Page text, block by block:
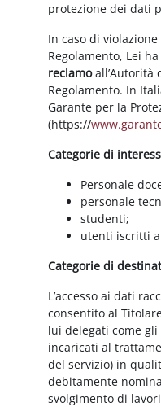
protezione dei dati
In caso di
Regolamento, Lei
reclamoall’Autorità
Regolamento. In
Garante per la
(https://
Categorie di
Personale
personale
studenti;
utenti iscritti
Categorie di
L’accesso ai dati
consentito al
lui delegati come
incaricati al
del servizio) in
debitamente
svolgimento di